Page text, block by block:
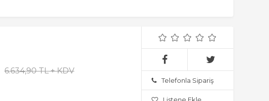
6.634,90 TL + KDV
Telefonla Sipariş